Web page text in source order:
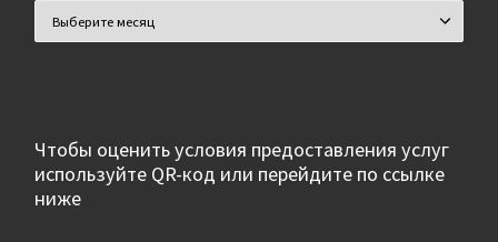
Чтобы оценить условия предоставления услуг
используйте QR-код или перейдите по ссылке
ниже